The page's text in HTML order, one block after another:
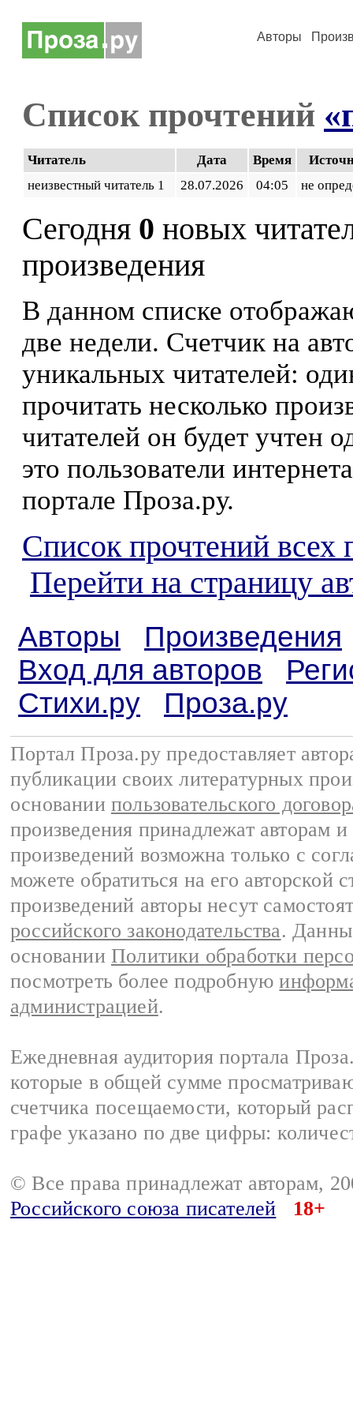
Авторы
Список прочтений
Читатель Дата Время
неизвестный читатель 1
28.07.2026 04:05 не
Сегодня 0 новых
произведения
В данном списке
две недели. Счетчик на
уникальных читателей:
прочитать несколько
читателей он будет учтен
это пользователи
портале Проза.ру.
Список прочтений всех
Перейти на страницу
Авторы
Произведения
Вход для авторов
Стихи.ру
Проза.ру
Портал Проза.ру предоставляет
публикации своих литературных
основании пользовательского
произведения принадлежат авторам
произведений возможна только с
можете обратиться на его авторской
произведений авторы несут
российского законодательства.
основании Политики обработки
посмотреть более подробную
администрацией.
Ежедневная аудитория портала
которые в общей сумме
счетчика посещаемости, который
графе указано по две цифры:
© Все права принадлежат авторам,
Российского союза писателей
18+